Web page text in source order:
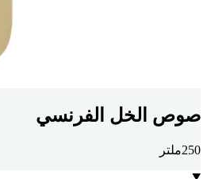
صوص الخل الفرنسي
250ملتر